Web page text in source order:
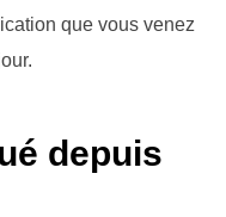
que vous venez
depuis